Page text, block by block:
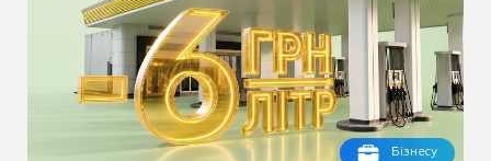
Бізнесу